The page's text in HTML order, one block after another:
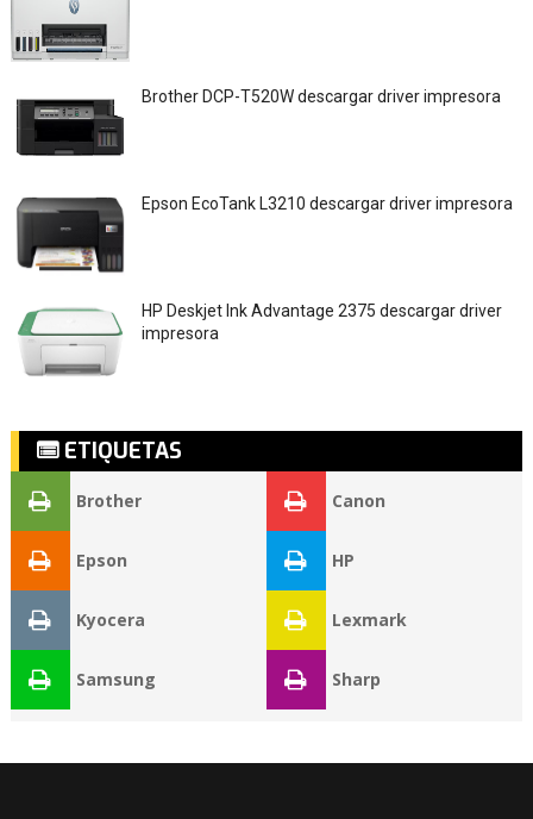
Brother DCP-T520W descargar driver impresora
Epson EcoTank L3210 descargar driver impresora
HP Deskjet Ink Advantage 2375 descargar driver
impresora
ETIQUETAS
Brother Canon
Epson HP
Kyocera Lexmark
Samsung Sharp